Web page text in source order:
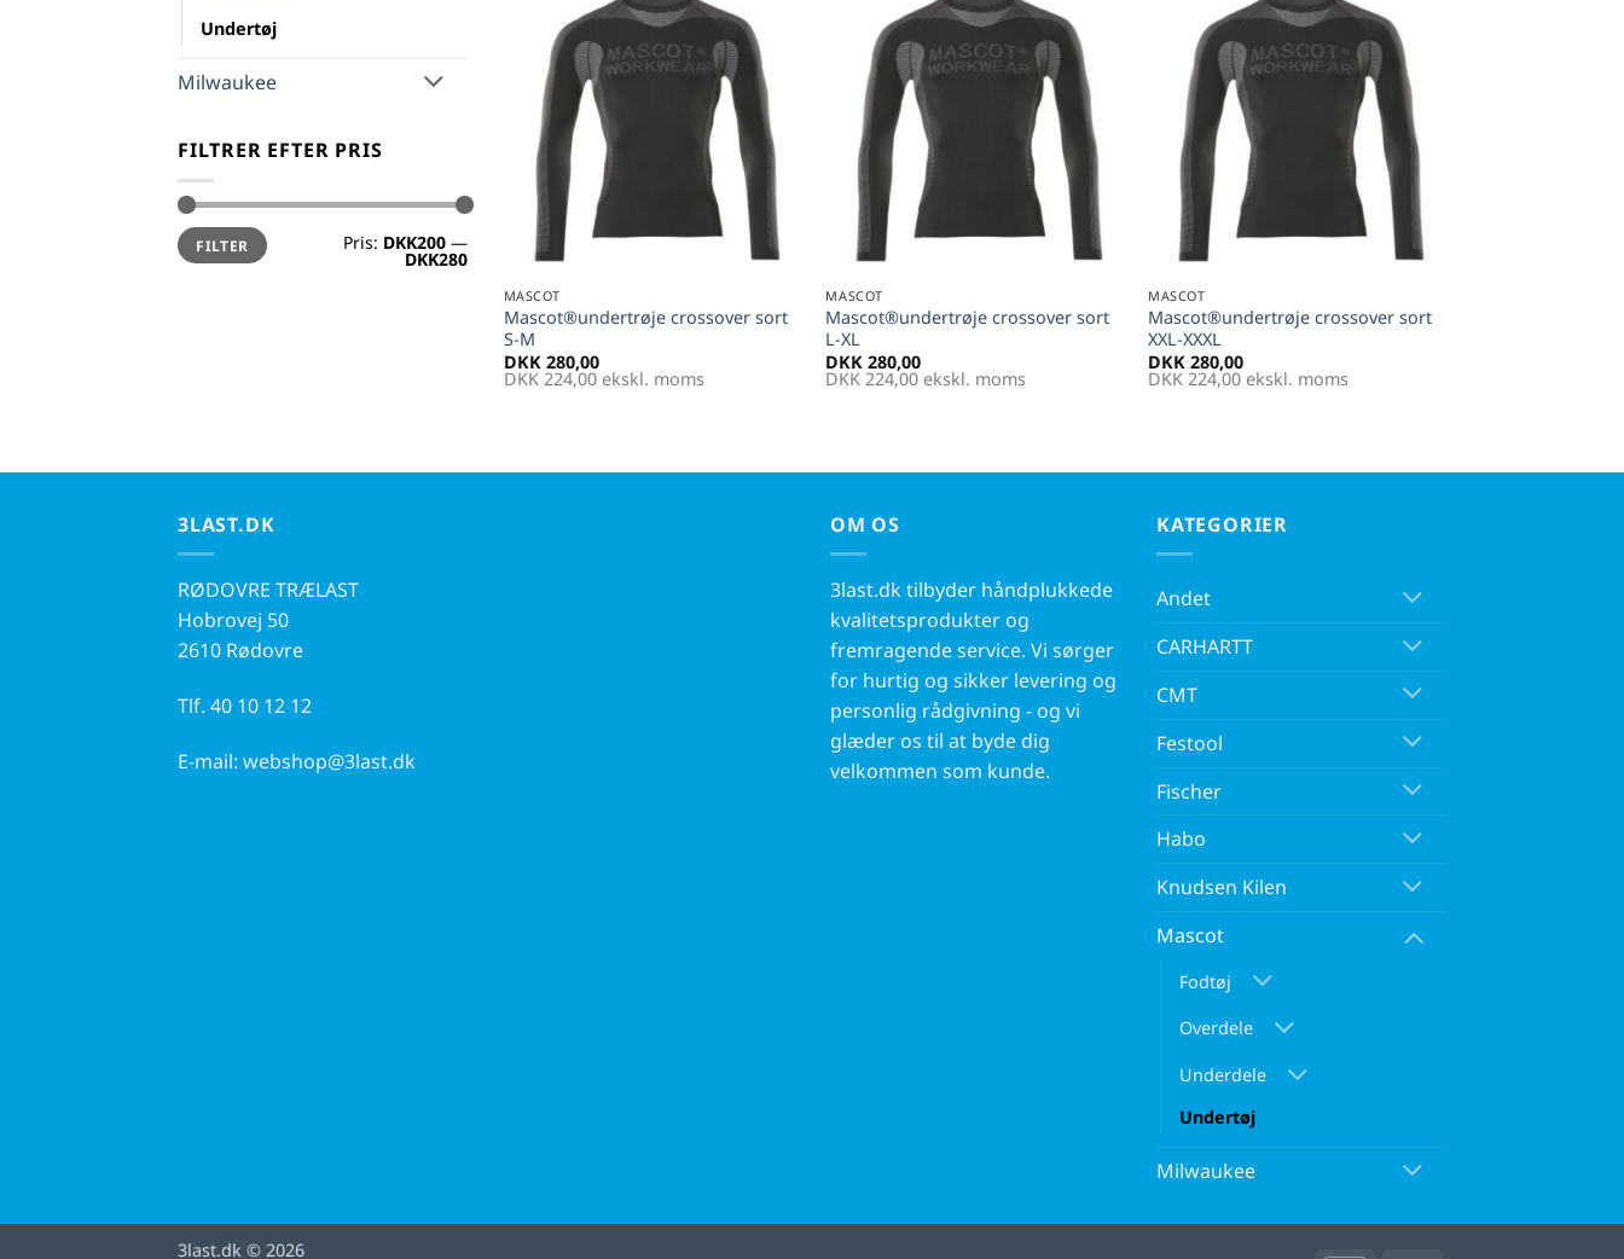
Undertøj
Milwaukee
FILTRER EFTER PRIS
Mindste
pris
Højeste
prisFILTER Pris: DKK200 —
DKK280
Føj til
favoritter
+
MASCOT
Mascot®undertrøje crossover sort
S-M
DKK 280,00
DKK 224,00ekskl. moms
Føj til
favoritter
+
MASCOT
Mascot®undertrøje crossover sort
L-XL
DKK 280,00
DKK 224,00 ekskl. moms
Føj til
favoritter
+
MASCOT
Mascot®undertrøje crossover sort
XXL-XXXL
DKK 280,00
DKK 224,00 ekskl. moms
3LAST.DK
RØDOVRE TRÆLAST
Hobrovej 50
2610 Rødovre
Tlf. 40 10 12 12
E-mail: webshop@3last.dk
OM OS
3last.dk tilbyder håndplukkede
kvalitetsprodukter og
fremragende service. Vi sørger
for hurtig og sikker levering og
personlig rådgivning - og vi
glæder os til at byde dig
velkommen som kunde.
KATEGORIER
Andet
CARHARTT
CMT
Festool
Fischer
Habo
Knudsen Kilen
Mascot
Fodtøj
Overdele
Underdele
Undertøj
Milwaukee
3last.dk © 2026